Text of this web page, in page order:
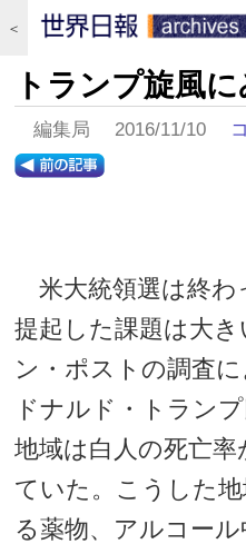
＜
トランプ旋風
編集局 2016/11/10
米大統領選は終わ
提起した課題は大
ン・ポストの調査
ドナルド・トラン
地域は白人の死亡
ていた。こうした
る薬物、アルコー